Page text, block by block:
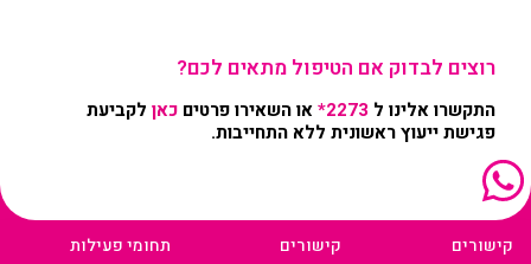
רוצים לבדוק אם הטיפול מתאים לכם?
התקשרו אלינו ל 2273* או השאירו פרטים כאן לקביעת
פגישת ייעוץ ראשונית ללא התחייבות.
קישורים קישורים תחומי פעילות